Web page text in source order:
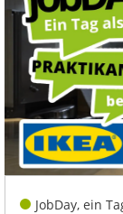
JobDay, ein